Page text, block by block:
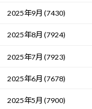
2025年9月 (7430)
2025年8月 (7924)
2025年7月 (7923)
2025年6月 (7678)
2025年5月 (7900)